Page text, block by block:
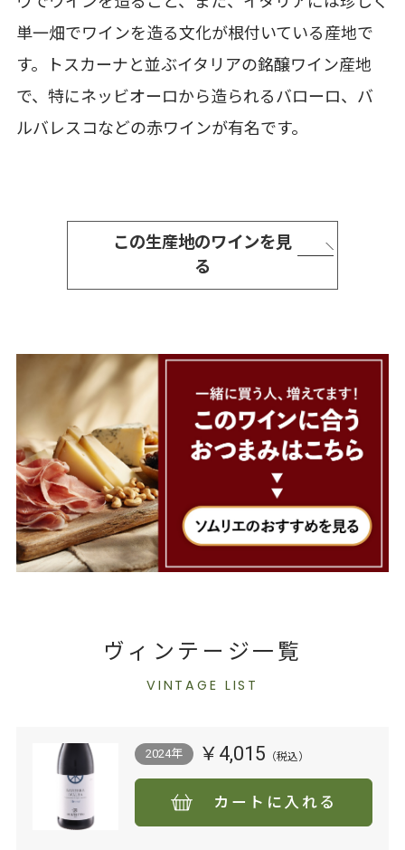
単一畑でワインを造る文化が根付いている産地で
す。トスカーナと並ぶイタリアの銘醸ワイン産地
で、特にネッビオーロから造られるバローロ、バ
ルバレスコなどの赤ワインが有名です。
この生産地のワインを見
る
ヴィンテージ一覧
VINTAGE LIST
2024年 ￥4,015
カートに入れる